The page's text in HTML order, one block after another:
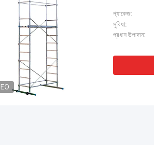
প্যাকেজ:
সুবিধা:
প্রধান উপাদান: